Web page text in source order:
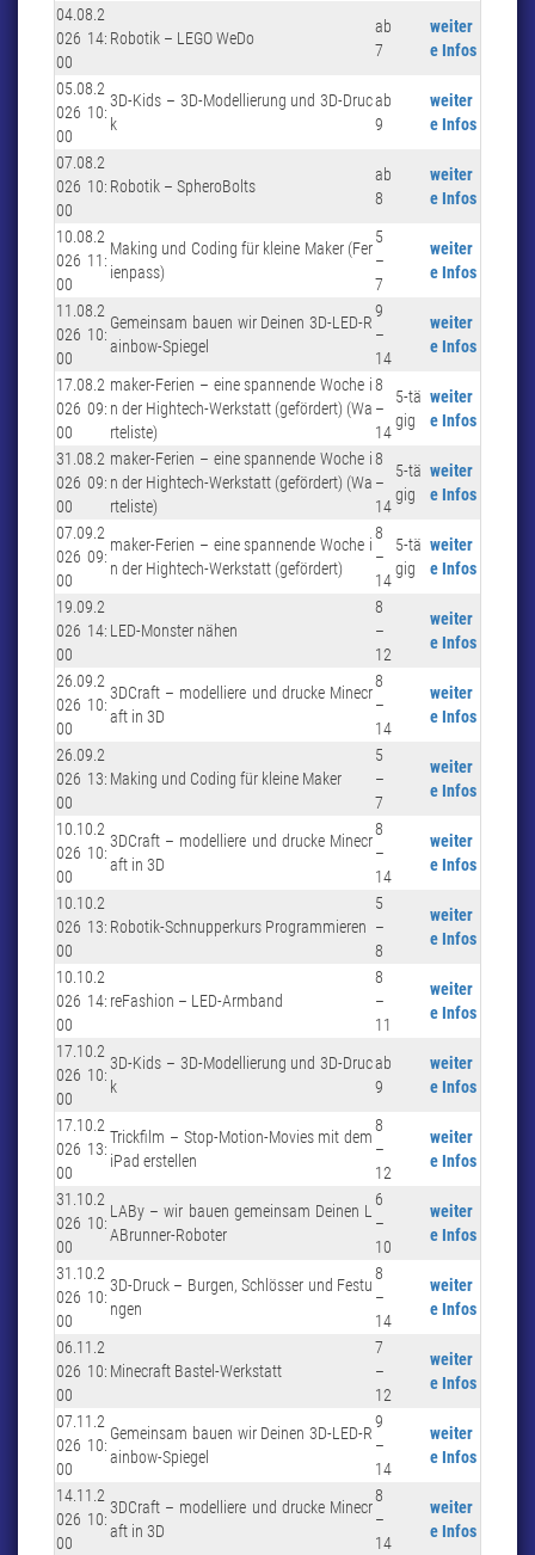
04.08.2
026 14:
00
Robotik – LEGO WeDo
ab
7
weiter
e Infos
05.08.2
026 10:
00
3D-Kids – 3D-Modellierung und 3D-Druc
k
ab
9
weiter
e Infos
07.08.2
026 10:
00
Robotik – SpheroBolts
ab
8
weiter
e Infos
10.08.2
026 11:
00
Making und Coding für kleine Maker (Fer
ienpass)
5
–
7
weiter
e Infos
11.08.2
026 10:
00
Gemeinsam bauen wir Deinen 3D-LED-R
ainbow-Spiegel
9
–
14
weiter
e Infos
17.08.2
026 09:
00
maker-Ferien – eine spannende Woche i
n der Hightech-Werkstatt (gefördert) (Wa
rteliste)
8
–
14
5-tä
gig
weiter
e Infos
31.08.2
026 09:
00
maker-Ferien – eine spannende Woche i
n der Hightech-Werkstatt (gefördert) (Wa
rteliste)
8
–
14
5-tä
gig
weiter
e Infos
07.09.2
026 09:
00
maker-Ferien – eine spannende Woche i
n der Hightech-Werkstatt (gefördert)
8
–
14
5-tä
gig
weiter
e Infos
19.09.2
026 14:
00
LED-Monster nähen
8
–
12
weiter
e Infos
26.09.2
026 10:
00
3DCraft – modelliere und drucke Minecr
aft in 3D
8
–
14
weiter
e Infos
26.09.2
026 13:
00
Making und Coding für kleine Maker
5
–
7
weiter
e Infos
10.10.2
026 10:
00
3DCraft – modelliere und drucke Minecr
aft in 3D
8
–
14
weiter
e Infos
10.10.2
026 13:
00
Robotik-Schnupperkurs Programmieren
5
–
8
weiter
e Infos
10.10.2
026 14:
00
reFashion – LED-Armband
8
–
11
weiter
e Infos
17.10.2
026 10:
00
3D-Kids – 3D-Modellierung und 3D-Druc
k
ab
9
weiter
e Infos
17.10.2
026 13:
00
Trickfilm – Stop-Motion-Movies mit dem
iPad erstellen
8
–
12
weiter
e Infos
31.10.2
026 10:
00
LABy – wir bauen gemeinsam Deinen L
ABrunner-Roboter
6
–
10
weiter
e Infos
31.10.2
026 10:
00
3D-Druck – Burgen, Schlösser und Festu
ngen
8
–
14
weiter
e Infos
06.11.2
026 10:
00
Minecraft Bastel-Werkstatt
7
–
12
weiter
e Infos
07.11.2
026 10:
00
Gemeinsam bauen wir Deinen 3D-LED-R
ainbow-Spiegel
9
–
14
weiter
e Infos
14.11.2
026 10:
00
3DCraft – modelliere und drucke Minecr
aft in 3D
8
–
14
weiter
e Infos